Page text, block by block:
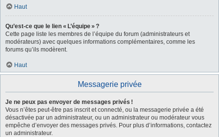
Haut
Qu’est-ce que le lien « L’équipe » ?
Cette page liste les membres de l’équipe du forum (administrateurs et
modérateurs) avec quelques informations complémentaires, comme les
forums qu’ils modèrent.
Haut
Messagerie privée
Je ne peux pas envoyer de messages privés !
Vous n’êtes peut-être pas inscrit et connecté, ou la messagerie privée a été
désactivée par un administrateur, ou un administrateur ou modérateur vous
empêche d’envoyer des messages privés. Pour plus d’informations, contactez
un administrateur.